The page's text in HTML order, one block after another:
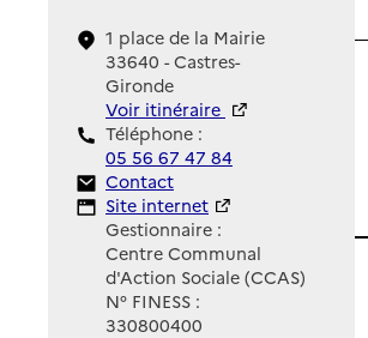
1 place de la Mairie
33640 - Castres-
Gironde
Voir itinéraire
Téléphone :
05 56 67 47 84
Contact
Contact
Site Internet
Site internet
Gestionnaire :
Centre Communal
d'Action Sociale (CCAS)
N° FINESS :
330800400